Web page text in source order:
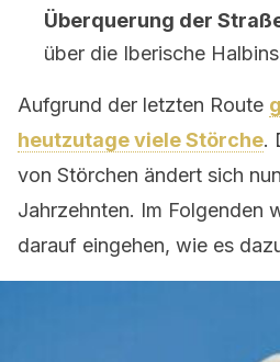
Überquerung der
über die Iberische
Aufgrund der letzten Route
heutzutage viele Störche.
von Störchen ändert sich
Jahrzehnten. Im Folgenden
darauf eingehen, wie es